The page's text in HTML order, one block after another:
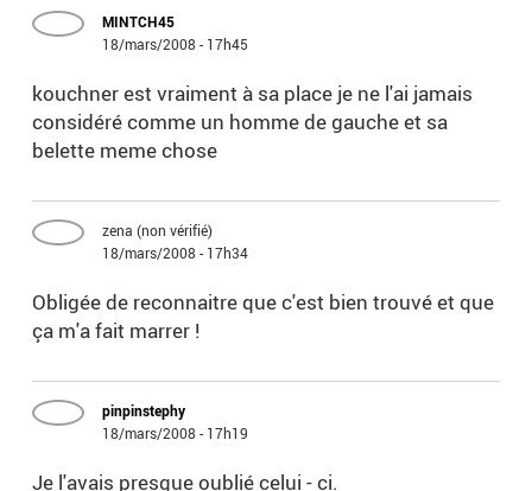
MINTCH45
18/mars/2008 - 17h45
kouchner est vraiment à sa place je ne l'ai jamais
considéré comme un homme de gauche et sa
belette meme chose
zena (non vérifié)
18/mars/2008 - 17h34
Obligée de reconnaitre que c'est bien trouvé et que
ça m'a fait marrer !
pinpinstephy
18/mars/2008 - 17h19
Je l'avais presque oublié celui - ci.